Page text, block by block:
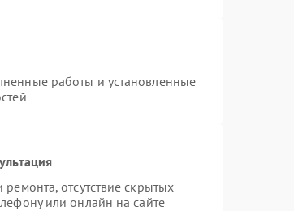
работы и установленные
отсутствие скрытых
или онлайн на сайте